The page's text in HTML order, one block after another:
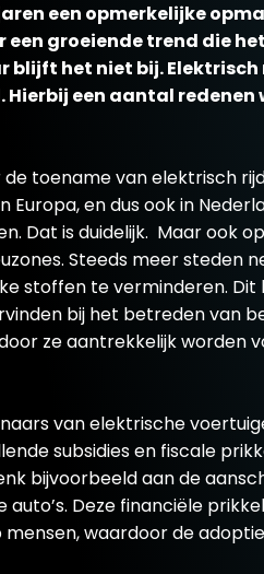
een opmerkelijke
een groeiende trend die
het niet bij.
een aantal
toename van elektrisch
en dus ook in
Dat is duidelijk. Maar ook
Steeds meer
stoffen te verminderen.
bij het betreden van
ze aantrekkelijk worden
van elektrische
subsidies en fiscale
bijvoorbeeld aan de
Deze financiële
waardoor de